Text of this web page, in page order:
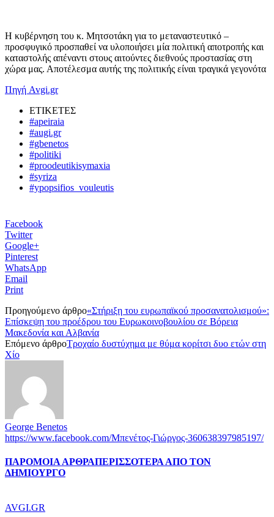
Η κυβέρνηση του κ. Μητσοτάκη για το μεταναστευτικό –
προσφυγικό προσπαθεί να υλοποιήσει μία πολιτική αποτροπής και
καταστολής απέναντι στους αιτούντες διεθνούς προστασίας στη
χώρα μας. Αποτέλεσμα αυτής της πολιτικής είναι τραγικά γεγονότα
Πηγή Avgi.gr
ΕΤΙΚΕΤΕΣ
#apeiraia
#augi.gr
#gbenetos
#politiki
#proodeutikisymaxia
#syriza
#ypopsifios_vouleutis
Facebook
Twitter
Google+
Pinterest
WhatsApp
Email
Print
Προηγούμενο άρθρο«Στήριξη του ευρωπαϊκού προσανατολισμού»:
Επίσκεψη του προέδρου του Ευρωκοινοβουλίου σε Βόρεια
Μακεδονία και Αλβανία
Επόμενο άρθροΤροχαίο δυστύχημα με θύμα κορίτσι δυο ετών στη
Χίο
George Benetos
https://www.facebook.com/Μπενέτος-Γιώργος-360638397985197/
ΠΑΡΟΜΟΙΑ ΑΡΘΡΑΠΕΡΙΣΣΟΤΕΡΑ ΑΠΟ ΤΟΝ
ΔΗΜΙΟΥΡΓΟ
AVGI.GR